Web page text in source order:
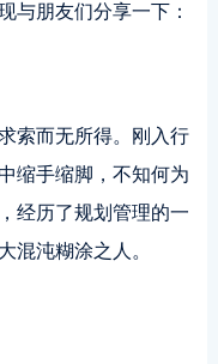
与朋友们分享一下：
索而无所得。刚入行
缩手缩脚，不知何为
经历了规划管理的一
混沌糊涂之人。